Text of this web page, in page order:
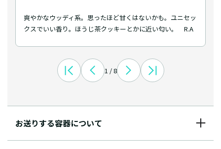
爽やかなウッディ系。思ったほど甘くはないかも。ユニセッ
クスでいい香り。ほうじ茶クッキーとかに近い匂い。 R.A
1 / 8
お送りする容器について